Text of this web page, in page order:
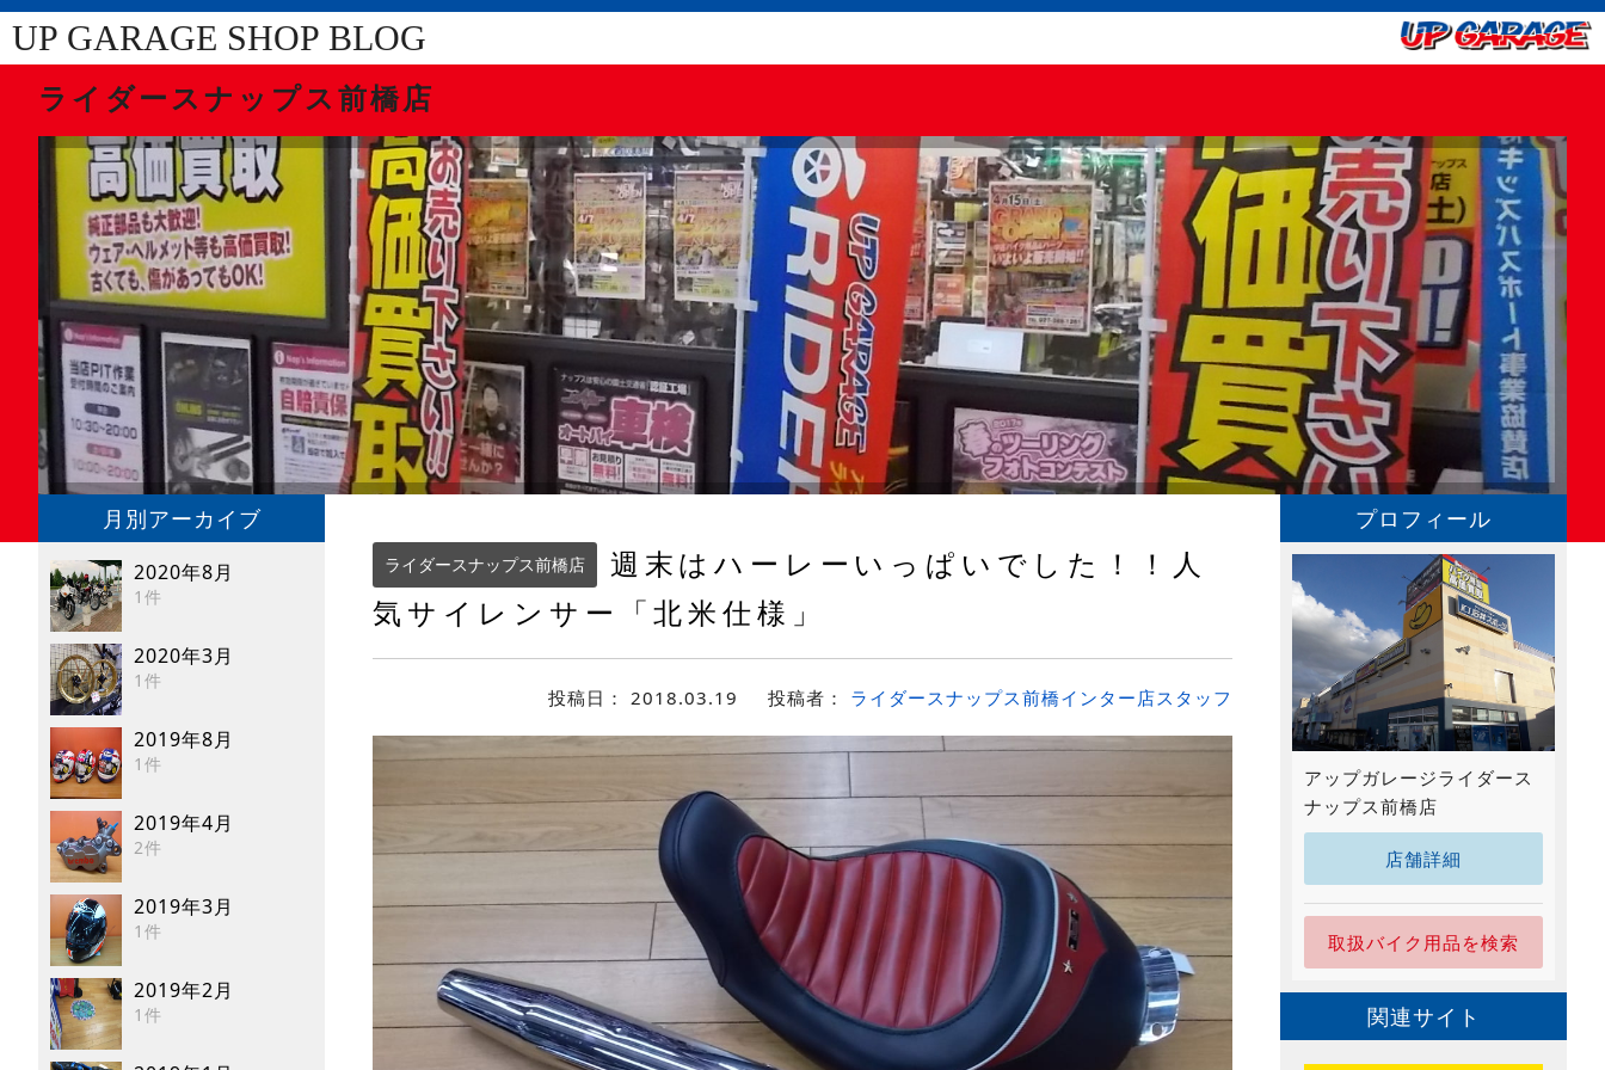
UP GARAGE SHOP BLOG
ライダースナップス前橋店
月別アーカイブ
2020年8月
1件
2020年3月
1件
2019年8月
1件
2019年4月
2件
2019年3月
1件
2019年2月
1件
ライダースナップス前橋店
週末はハーレーいっぱいでした！！人
気サイレンサー「北米仕様」
投稿日： 2018.03.19 投稿者： ライダースナップス前橋インター店スタッフ
プロフィール
アップガレージライダース
ナップス前橋店
店舗詳細
取扱バイク用品を検索
関連サイト